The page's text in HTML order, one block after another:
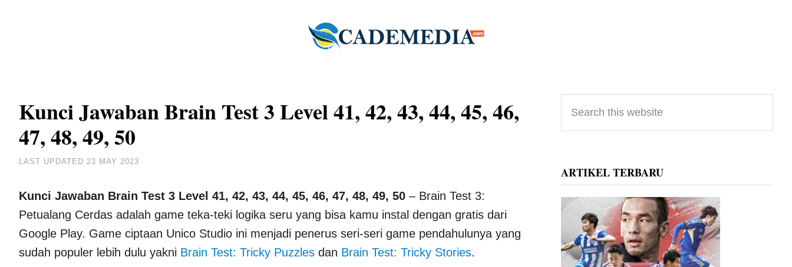
Kunci Jawaban Brain Test 3 Level 41, 42, 43, 44, 45, 46,
47, 48, 49, 50
LAST UPDATED 23 MAY 2023
Kunci Jawaban Brain Test 3 Level 41, 42, 43, 44, 45, 46, 47, 48, 49, 50 – Brain Test 3:
Petualang Cerdas adalah game teka-teki logika seru yang bisa kamu instal dengan gratis dari
Google Play. Game ciptaan Unico Studio ini menjadi penerus seri-seri game pendahulunya yang
sudah populer lebih dulu yakni Brain Test: Tricky Puzzles dan Brain Test: Tricky Stories.
Primary
Sidebar
this
website
ARTIKEL TERBARU